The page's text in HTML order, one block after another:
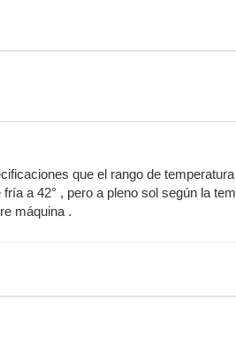
que el rango de
a 42° , pero a pleno sol según la
máquina .